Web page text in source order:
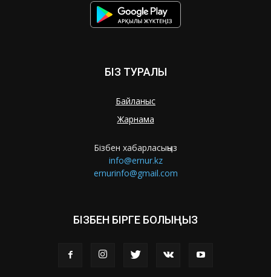
БІЗ ТУРАЛЫ
Байланыс
Жарнама
Бізбен хабарласыңыз
info@ernur.kz
ernurinfo@gmail.com
БІЗБЕН БІРГЕ БОЛЫҢЫЗ